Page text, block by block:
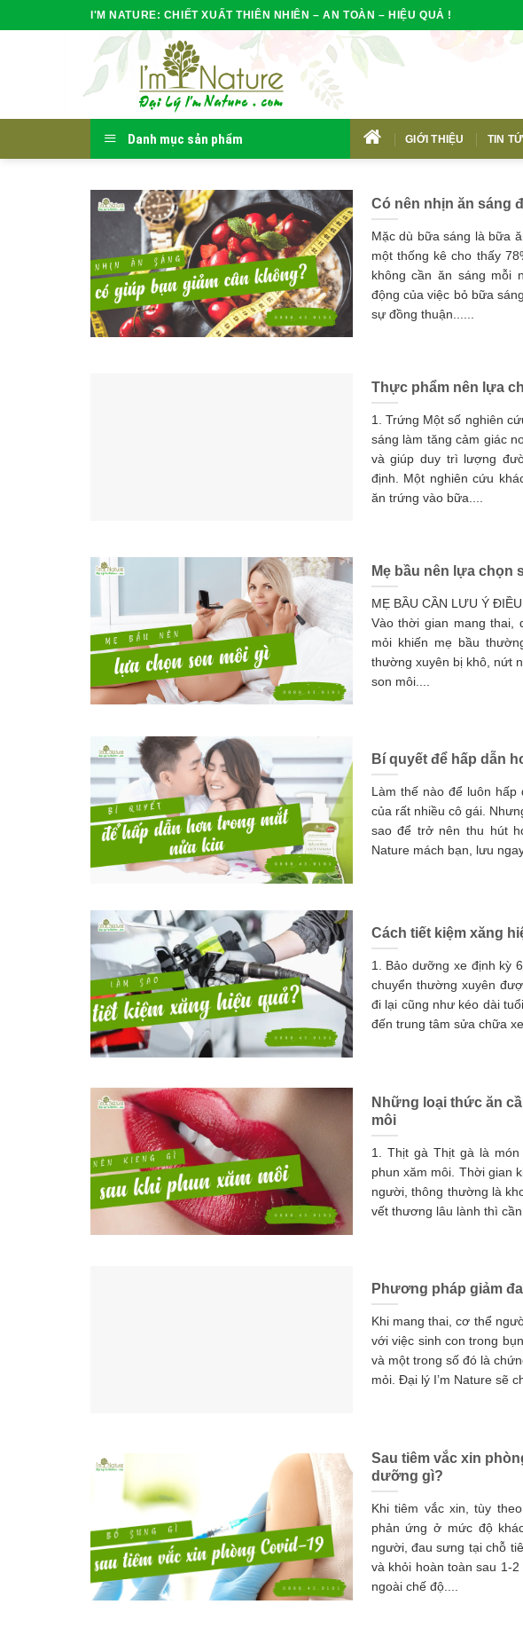
to
I'M NATURE: CHIẾT XUẤT THIÊN NHIÊN – AN TOÀN – HIỆU QUẢ !
Danh mục sản phẩm
HOME
GIỚI THIỆU TIN
Có nên nhịn ăn sáng
Mặc dù bữa sáng là bữa
một thống kê cho thấy
không cần ăn sáng mỗi
động của việc bỏ bữa
sự đồng thuận......
Thực phẩm nên lựa
1. Trứng Một số nghiên
sáng làm tăng cảm giác
và giúp duy trì lượng
định. Một nghiên cứu
ăn trứng vào bữa....
Mẹ bầu nên lựa chọn
MẸ BẦU CẦN LƯU Ý
Vào thời gian mang thai,
mỏi khiến mẹ bầu
thường xuyên bị khô, nứt
son môi....
Bí quyết để hấp dẫn
Làm thế nào để luôn
của rất nhiều cô gái.
sao để trở nên thu hút
Nature mách bạn, lưu
Cách tiết kiệm xăng
1. Bảo dưỡng xe định kỳ
chuyển thường xuyên
đi lại cũng như kéo dài
đến trung tâm sửa chữa
Những loại thức ăn
môi
1. Thịt gà Thịt gà là
phun xăm môi. Thời gian
người, thông thường là
vết thương lâu lành thì
Phương pháp giảm
Khi mang thai, cơ thể
với việc sinh con trong
và một trong số đó là
mỏi. Đại lý I’m Nature sẽ
Sau tiêm vắc xin
dưỡng gì?
Khi tiêm vắc xin, tùy
phản ứng ở mức độ
người, đau sưng tại chỗ
và khỏi hoàn toàn sau 1-
ngoài chế độ....